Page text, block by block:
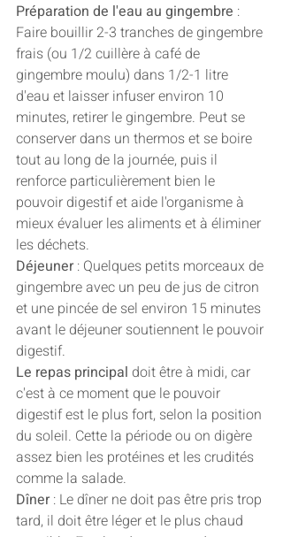
Préparation de l'eau au gingembre :
Faire bouillir 2-3 tranches de gingembre
frais (ou 1/2 cuillère à café de
gingembre moulu) dans 1/2-1 litre
d'eau et laisser infuser environ 10
minutes, retirer le gingembre. Peut se
conserver dans un thermos et se boire
tout au long de la journée, puis il
renforce particulièrement bien le
pouvoir digestif et aide l'organisme à
mieux évaluer les aliments et à éliminer
les déchets.
Déjeuner : Quelques petits morceaux de
gingembre avec un peu de jus de citron
et une pincée de sel environ 15 minutes
avant le déjeuner soutiennent le pouvoir
digestif.
Le repas principal doit être à midi, car
c'est à ce moment que le pouvoir
digestif est le plus fort, selon la position
du soleil. Cette la période ou on digère
assez bien les protéines et les crudités
comme la salade.
Dîner : Le dîner ne doit pas être pris trop
tard, il doit être léger et le plus chaud